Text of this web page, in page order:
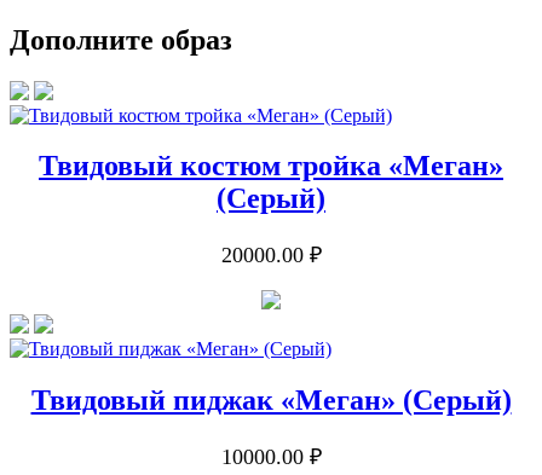
Дополните образ
Твидовый костюм тройка «Меган»
(Серый)
20000.00 ₽
Твидовый пиджак «Меган» (Серый)
10000.00 ₽